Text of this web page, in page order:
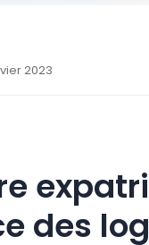
2023
des